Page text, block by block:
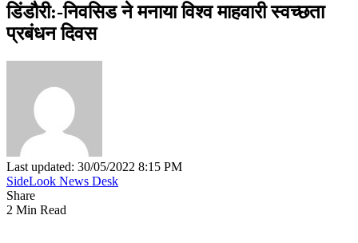
डिंडौरी:-निवसिड ने मनाया विश्व माहवारी स्वच्छता
प्रबंधन दिवस
Last updated: 30/05/2022 8:15 PM
SideLook News Desk
Share
2 Min Read